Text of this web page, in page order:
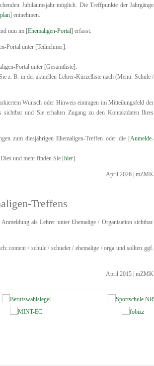
Jubiläumsjahr möglich. Die Treffpunkte der Jahrgänge
] entnehmen.
nun im [Ehemaligen-Portal] erfasst.
Portal unter [Teilnehmer].
Portal unter [Gesamtliste].
z. B. in der aktuellen Lehrer-Kürzelliste nach (Menü: Schule /
Wunsch oder Hinweis eintragen im Mitteilungsfeld der
und Sie erhalten Zugang zu den Kontaktdaten Ihres
zum diesjährigen Ehemaligen-Treffen oder die [Anmelde-
Dies und mehr finden Sie [hier].
April 2026 | mZMK
Treffens
als Lehrer unter Ehemalige / Organisation sichtbar.
content / schule / schueler / ehemalige / orga und sollten ggf.
April 2015 | mZMK